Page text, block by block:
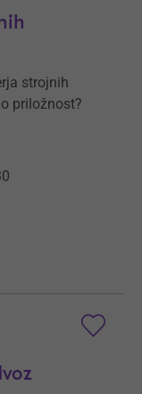
strojnih
priložnost?